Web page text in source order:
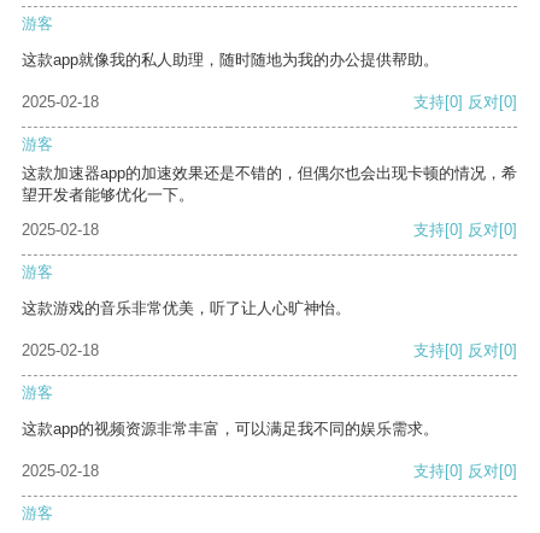
游客
这款app就像我的私人助理，随时随地为我的办公提供帮助。
2025-02-18 支持[0] 反对[0]
游客
这款加速器app的加速效果还是不错的，但偶尔也会出现卡顿的情况，希
望开发者能够优化一下。
2025-02-18
支持[0] 反对[0]
游客
这款游戏的音乐非常优美，听了让人心旷神怡。
2025-02-18 支持[0] 反对[0]
游客
这款app的视频资源非常丰富，可以满足我不同的娱乐需求。
2025-02-18 支持[0] 反对[0]
游客